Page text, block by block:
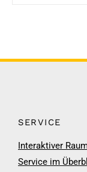
SERVICE
Interaktiver
Service im